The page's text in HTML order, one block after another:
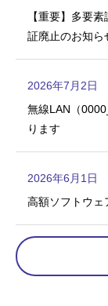
【重要】多要
証廃止のお知ら
2026年7月2日
無線LAN（
ります
2026年6月1日
高額ソフトウェ